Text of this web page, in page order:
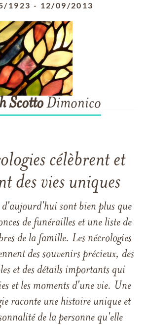
1923 - 12/09/2013
ScottoDimonico
célèbrent et
des vies uniques
d'aujourd'hui sont bien plus que
de funérailles et une liste de
de la famille. Les nécrologies
des souvenirs précieux, des
et des détails importants qui
et les moments d'une vie. Une
raconte une histoire unique et
de la personne qu'elle